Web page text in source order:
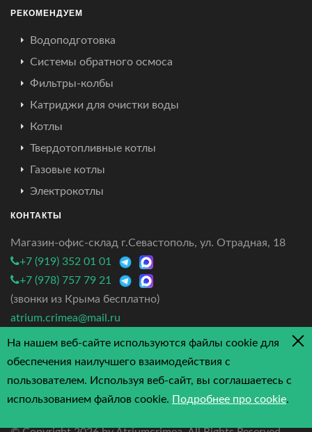
РЕКОМЕНДУЕМ
Водоподготовка
Системы обратного осмоса
Фильтры-колбы
Катриджи для очистки воды
Котлы
Твердотопливные котлы
Газовые котлы
Электрокотлы
КОНТАКТЫ
Магазин-офис-склад г.Севастополь, ул. Отрадная, 18
+7 (919) 352 01 01
+7 (978) 757 79 21
(звонки из Крыма бесплатно)
atrium.crimea@mail.ru
4.7/5 - 3 отзыва
На нашем веб-сайте используются файлы cookie для
обеспечения наилучшего взаимодействия с
пользователем. Используя веб-сайт, вы соглашаетесь с
использованием файлов cookie. Подробнее про cookie.